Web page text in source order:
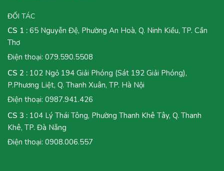
ĐỐI TÁC
CS 1 : 65 Nguyễn Đệ, Phường An Hoà, Q. Ninh Kiều, TP. Cần
Thơ
Điện thoại: 079.590.5508
CS 2 : 102 Ngỏ 194 Giải Phóng (Sát 192 Giải Phóng),
P.Phương Liệt, Q. Thanh Xuân, TP. Hà Nội
Điện thoại: 0987.941.426
CS 3 : 104 Lý Thái Tông, Phường Thanh Khê Tây, Q. Thanh
Khê, TP. Đà Nẵng
Điện thoại: 0908.006.557